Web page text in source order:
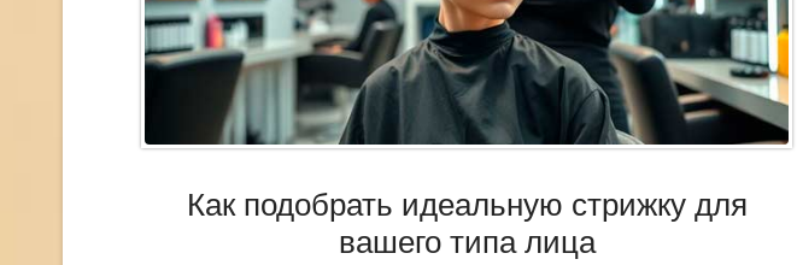
Как подобрать идеальную стрижку для
вашего типа лица